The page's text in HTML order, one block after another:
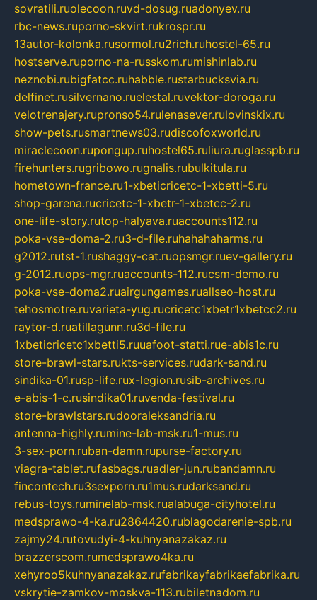
sovratili.ruolecoon.ruvd-dosug.ruadonyev.ru
rbc-news.ruporno-skvirt.rukrospr.ru
13autor-kolonka.rusormol.ru2rich.ruhostel-65.ru
hostserve.ruporno-na-russkom.rumishinlab.ru
neznobi.rubigfatcc.ruhabble.rustarbucksvia.ru
delfinet.rusilvernano.ruelestal.ruvektor-doroga.ru
velotrenajery.rupronso54.rulenasever.rulovinskix.ru
show-pets.rusmartnews03.rudiscofoxworld.ru
miraclecoon.rupongup.ruhostel65.ruliura.ruglasspb.ru
firehunters.rugribowo.rugnalis.rubulkitula.ru
hometown-france.ru1-xbeticricetc-1-xbetti-5.ru
shop-garena.rucricetc-1-xbetr-1-xbetcc-2.ru
one-life-story.rutop-halyava.ruaccounts112.ru
poka-vse-doma-2.ru3-d-file.ruhahahaharms.ru
g2012.rutst-1.rushaggy-cat.ruopsmgr.ruev-gallery.ru
g-2012.ruops-mgr.ruaccounts-112.rucsm-demo.ru
poka-vse-doma2.ruairgungames.ruallseo-host.ru
tehosmotre.ruvarieta-yug.rucricetc1xbetr1xbetcc2.ru
raytor-d.ruatillagunn.ru3d-file.ru
1xbeticricetc1xbetti5.ruuafoot-statti.rue-abis1c.ru
store-brawl-stars.rukts-services.rudark-sand.ru
sindika-01.rusp-life.rux-legion.rusib-archives.ru
e-abis-1-c.rusindika01.ruvenda-festival.ru
store-brawlstars.rudooraleksandria.ru
antenna-highly.rumine-lab-msk.ru1-mus.ru
3-sex-porn.ruban-damn.rupurse-factory.ru
viagra-tablet.rufasbags.ruadler-jun.rubandamn.ru
fincontech.ru3sexporn.ru1mus.rudarksand.ru
rebus-toys.ruminelab-msk.rualabuga-cityhotel.ru
medsprawo-4-ka.ru2864420.rublagodarenie-spb.ru
zajmy24.rutovudyi-4-kuhnyanazakaz.ru
brazzerscom.rumedsprawo4ka.ru
xehyroo5kuhnyanazakaz.rufabrikayfabrikaefabrika.ru
vskrytie-zamkov-moskva-113.rubiletnadom.ru